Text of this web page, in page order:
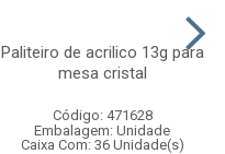
Paliteiro de acrilico 13g para
mesa cristal
Código: 471628
Embalagem: Unidade
Caixa Com: 36 Unidade(s)